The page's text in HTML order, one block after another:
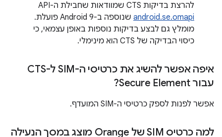
להרצת בדיקות CTS שמוודאות שחבילת ה-API‏
android.se.omapi
שנוספה ב-Android 9 פועלת.
מומלץ גם לבצע בדיקות נוספות באופן עצמאי, כי
כיסוי הבדיקה של CTS הוא מינימלי.
איפה אפשר להשיג את כרטיסי ה-SIM ל-CTS
עבור Secure Element?
אפשר לפנות לספק כרטיסי ה-SIM המועדף.
למה כרטיס SIM של Orange מוצג במסך הנעילה